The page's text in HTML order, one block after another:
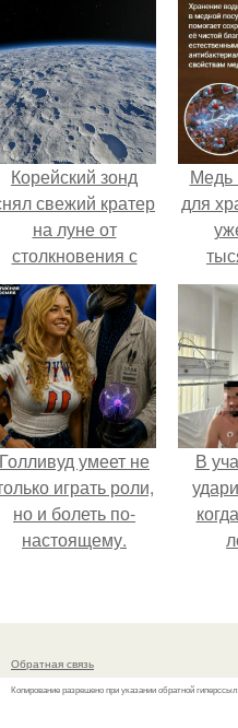
Корейский зонд
свежий кратер
на луне от
столкновения с
Falcon 9.
Медь
для
Голливуд умеет не
играть роли,
но и болеть по-
настоящему.
В
Обратная связь
Копирование разрешено при указании обратной